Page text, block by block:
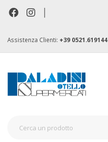
|
Assistenza Clienti: +39 0521.619144